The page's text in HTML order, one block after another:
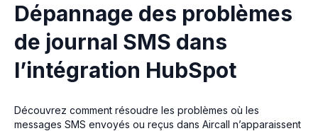
Dépannage des problèmes
de journal SMS dans
l’intégration HubSpot
Découvrez comment résoudre les problèmes où les
messages SMS envoyés ou reçus dans Aircall n’apparaissent